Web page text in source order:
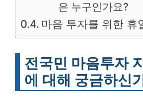
은 누구인가요?
마음 투자를 위한 휴
전국민 마음투자
에 대해 궁금하신